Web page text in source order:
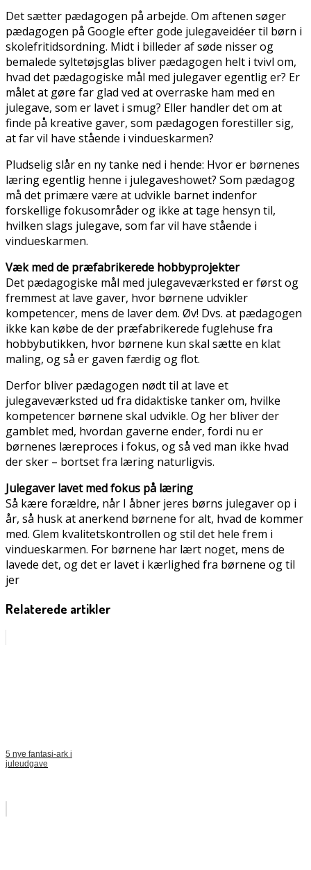
Det sætter pædagogen på arbejde. Om aftenen søger
pædagogen på Google efter gode julegaveidéer til børn i
skolefritidsordning. Midt i billeder af søde nisser og
bemalede syltetøjsglas bliver pædagogen helt i tvivl om,
hvad det pædagogiske mål med julegaver egentlig er? Er
målet at gøre far glad ved at overraske ham med en
julegave, som er lavet i smug? Eller handler det om at
finde på kreative gaver, som pædagogen forestiller sig,
at far vil have stående i vindueskarmen?
Pludselig slår en ny tanke ned i hende: Hvor er børnenes
læring egentlig henne i julegaveshowet? Som pædagog
må det primære være at udvikle barnet indenfor
forskellige fokusområder og ikke at tage hensyn til,
hvilken slags julegave, som far vil have stående i
vindueskarmen.
Væk med de præfabrikerede hobbyprojekter
Det pædagogiske mål med julegaveværksted er først og
fremmest at lave gaver, hvor børnene udvikler
kompetencer, mens de laver dem. Øv! Dvs. at pædagogen
ikke kan købe de der præfabrikerede fuglehuse fra
hobbybutikken, hvor børnene kun skal sætte en klat
maling, og så er gaven færdig og flot.
Derfor bliver pædagogen nødt til at lave et
julegaveværksted ud fra didaktiske tanker om, hvilke
kompetencer børnene skal udvikle. Og her bliver der
gamblet med, hvordan gaverne ender, fordi nu er
børnenes læreproces i fokus, og så ved man ikke hvad
der sker – bortset fra læring naturligvis.
Julegaver lavet med fokus på læring
Så kære forældre, når I åbner jeres børns julegaver op i
år, så husk at anerkend børnene for alt, hvad de kommer
med. Glem kvalitetskontrollen og stil det hele frem i
vindueskarmen. For børnene har lært noget, mens de
lavede det, og det er lavet i kærlighed fra børnene og til
jer
Relaterede artikler
5 nye fantasi-ark i
juleudgave